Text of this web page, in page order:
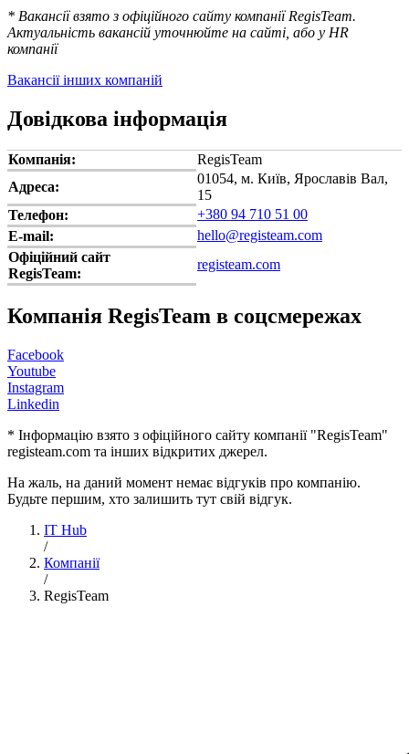
* Вакансії взято з офіційного сайту компанії RegisTeam.
Актуальність вакансій уточнюйте на сайті, або у HR
компанії
Вакансії інших компаній
Довідкова інформація
Компанія:
RegisTeam
Адреса:
01054, м. Київ, Ярославів Вал,
15
Телефон:
+380 94 710 51 00
E-mail:
hello@registeam.com
Офіційний сайт
RegisTeam:
registeam.com
Компанія RegisTeam в соцсмережах
Facebook
Youtube
Instagram
Linkedin
* Інформацію взято з офіційного сайту компанії "RegisTeam"
registeam.com та інших відкритих джерел.
На жаль, на даний момент немає відгуків про компанію.
Будьте першим, хто залишить тут свій відгук.
IT Hub
/
Компанії
/
RegisTeam